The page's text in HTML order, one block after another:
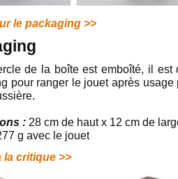
le packaging >>
de la boîte est emboîté, il
pour ranger le jouet après
: 28 cm de haut x 12 cm de
g avec le jouet
la critique >>